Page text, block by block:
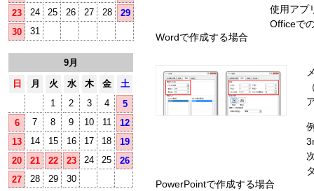
23
24 25 26 27 28
29
30
31
9月
日
月 火 水 木 金
土
1
2 3 4
5
6
7 8 9 10 11
12
13
14 15 16 17 18
19
20
21 22 23 24 25
26
27
28 29 30
使用アプ
Officeで
Wordで作成する場合
PowerPointで作成する場合